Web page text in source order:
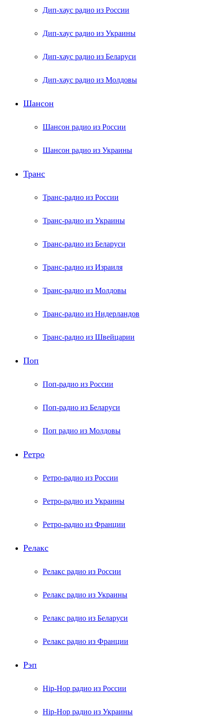
Дип-хаус радио из России
Дип-хаус радио из Украины
Дип-хаус радио из Беларуси
Дип-хаус радио из Молдовы
Шансон
Шансон радио из России
Шансон радио из Украины
Транс
Транс-радио из России
Транс-радио из Украины
Транс-радио из Беларуси
Транс-радио из Израиля
Транс-радио из Молдовы
Транс-радио из Нидерландов
Транс-радио из Швейцарии
Поп
Поп-радио из России
Поп-радио из Беларуси
Поп радио из Молдовы
Ретро
Ретро-радио из России
Ретро-радио из Украины
Ретро-радио из Франции
Релакс
Релакс радио из России
Релакс радио из Украины
Релакс радио из Беларуси
Релакс радио из Франции
Рэп
Hip-Hop радио из России
Hip-Hop радио из Украины